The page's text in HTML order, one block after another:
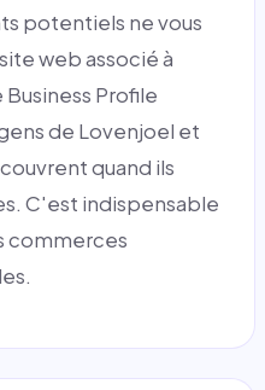
potentiels ne vous
web associé à
Profile
de Lovenjoel et
quand ils
C'est indispensable
commerces